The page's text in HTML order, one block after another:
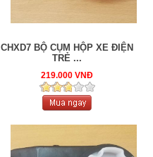
CHXD7 BỘ CỤM HỘP XE ĐIỆN
TRẺ ...
219.000 VNĐ